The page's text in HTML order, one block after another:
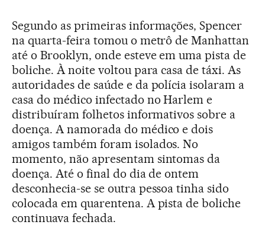
Segundo as primeiras informações, Spencer
na quarta-feira tomou o metrô de Manhattan
até o Brooklyn, onde esteve em uma pista de
boliche. À noite voltou para casa de táxi. As
autoridades de saúde e da polícia isolaram a
casa do médico infectado no Harlem e
distribuíram folhetos informativos sobre a
doença. A namorada do médico e dois
amigos também foram isolados. No
momento, não apresentam sintomas da
doença. Até o final do dia de ontem
desconhecia-se se outra pessoa tinha sido
colocada em quarentena. A pista de boliche
continuava fechada.